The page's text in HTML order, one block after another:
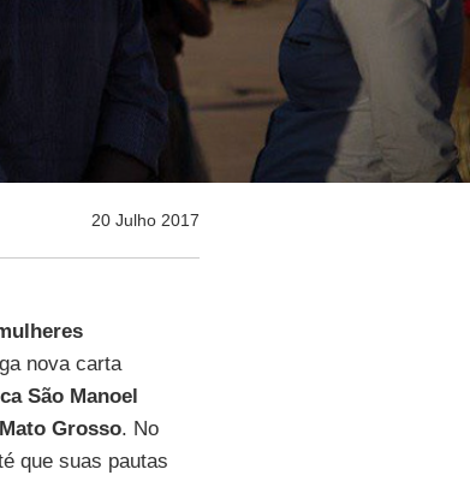
20 Julho 2017
nova carta
São Manoel
Mato Grosso. No
que suas pautas